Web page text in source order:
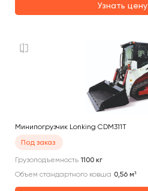
Узнать цену
Минипогрузчик Lonking CDM311T
Под заказ
Грузоподъемность 1100 кг
Объем стандартного ковша 0,56 м³